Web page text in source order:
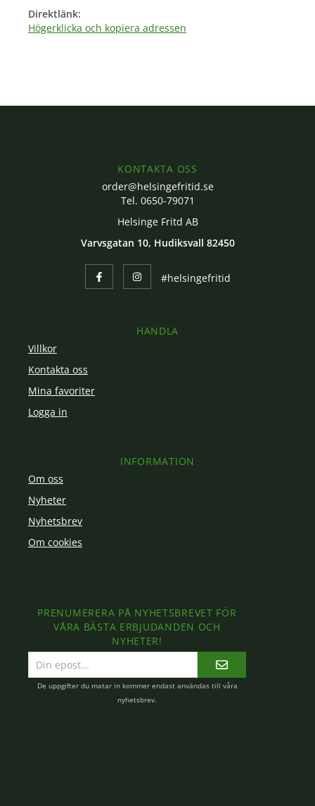
Direktlänk:
Högerklicka och kopiera adressen
KONTAKTA OSS
order@helsingefritid.se
Tel. 0650-79071
Helsinge Fritd AB
Varvsgatan 10, Hudiksvall 82450
#helsingefritid
HANDLA
Villkor
Kontakta oss
Mina favoriter
Logga in
INFORMATION
Om oss
Nyheter
Nyhetsbrev
Om cookies
PRENUMERERA PÅ NYHETSBREVET FÖR
VÅRA BÄSTA ERBJUDANDEN OCH
NYHETER!
postadress
De uppgifter du matar in kommer endast användas till våra
nyhetsbrev.